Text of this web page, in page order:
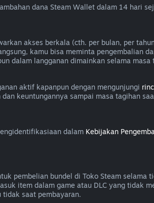
dana Steam Wallet dalam 14 hari
akses berkala (cth. per bulan, per
kamu bisa meminta pengembalian
dalam langganan dimainkan selama
aktif kapanpun dengan mengunjungi
keuntungannya sampai masa tagihan
dalam Kebijakan
pembelian bundel di Toko Steam
item dalam game atau DLC yang tidak
saat pembayaran.